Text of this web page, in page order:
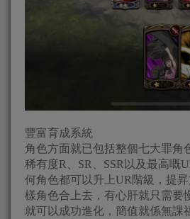
豐富育成系統
角色方面就已包括整個七大罪角
稀有度R、SR、SSR以及最高嘅
何角色都可以升上UR階級，提
樣角色合上去，有心肝就只需要
就可以成功進化，簡值就係無課